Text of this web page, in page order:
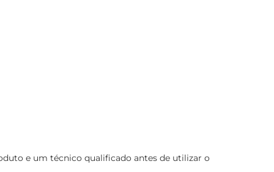
e um técnico qualificado antes de utilizar o